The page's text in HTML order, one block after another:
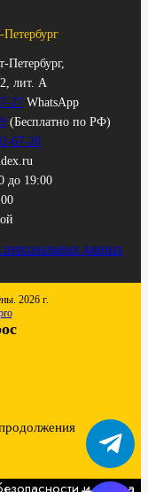
Петербург,
лит. А
27WhatsApp
(Бесплатно по РФ)
67-20
до 19:00
данных
2026 г.
и показа